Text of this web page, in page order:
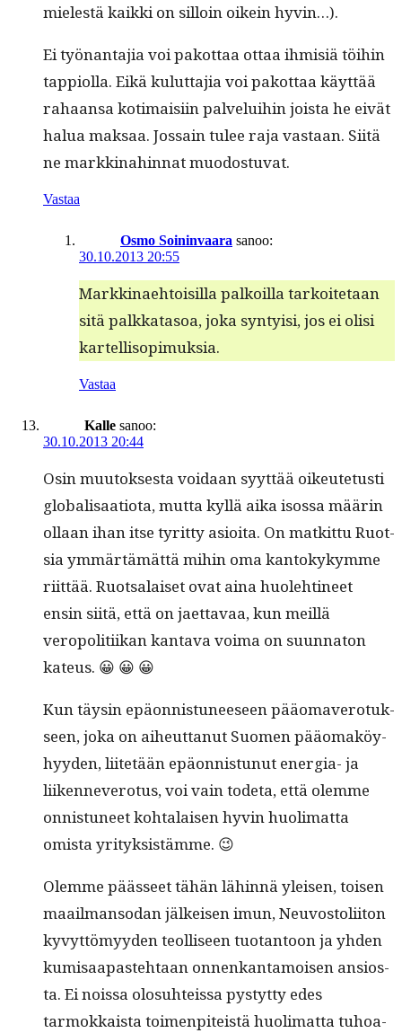
mielestä kaik­ki on sil­loin oikein hyvin…).
Ei työ­nan­ta­jia voi pakot­taa ottaa ihmisiä töi­hin
tap­pi­ol­la. Eikä kulut­ta­jia voi pakot­taa käyt­tää
rahaansa koti­maisi­in palvelui­hin joista he eivät
halua mak­saa. Jos­sain tulee raja vas­taan. Siitä
ne markki­nahin­nat muodostuvat.
Vastaa
Osmo Soininvaara sanoo:
30.10.2013 20:55
Markki­nae­htoisil­la palkoil­la tarkoite­taan
sitä palkkata­soa, joka syn­ty­isi, jos ei olisi
kartellisopimuksia.
Vastaa
Kalle sanoo:
30.10.2013 20:44
Osin muu­tok­ses­ta voidaan syyt­tää oikeutetusti
glob­al­isaa­tio­ta, mut­ta kyl­lä aika isos­sa määrin
ollaan ihan itse tyrit­ty asioi­ta. On matkit­tu Ruot­
sia ymmärtämät­tä mihin oma kan­tokykymme
riit­tää. Ruot­salaiset ovat aina huole­hti­neet
ensin siitä, että on jaet­tavaa, kun meil­lä
veropoli­ti­ikan kan­ta­va voima on suun­na­ton
kateus. 😀 😀 😀
Kun täysin epäon­nis­tuneeseen pääo­mavero­tuk­
seen, joka on aiheut­tanut Suomen pääo­maköy­
hyy­den, liitetään epäon­nis­tunut ener­gia- ja
liiken­n­evero­tus, voi vain tode­ta, että olemme
onnis­tuneet kohta­laisen hyvin huoli­mat­ta
omista yrityksistämme. 😉
Olemme päässeet tähän lähin­nä yleisen, toisen
maail­man­so­dan jälkeisen imun, Neu­vos­toli­iton
kyvyt­tömyy­den teol­liseen tuotan­toon ja yhden
kumisaa­paste­htaan onnenkan­ta­moi­sen ansios­
ta. Ei nois­sa olo­suhteis­sa pystyt­ty edes
tarmokkaista toimen­piteistä huoli­mat­ta tuhoa­